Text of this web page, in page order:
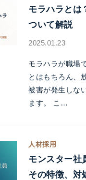
モラハラと
ついて解説
2025.01.23
モラハラが職場
とはもちろん、
被害が発生しな
ます。 こ…
人材採用
モンスター
その特徴、対